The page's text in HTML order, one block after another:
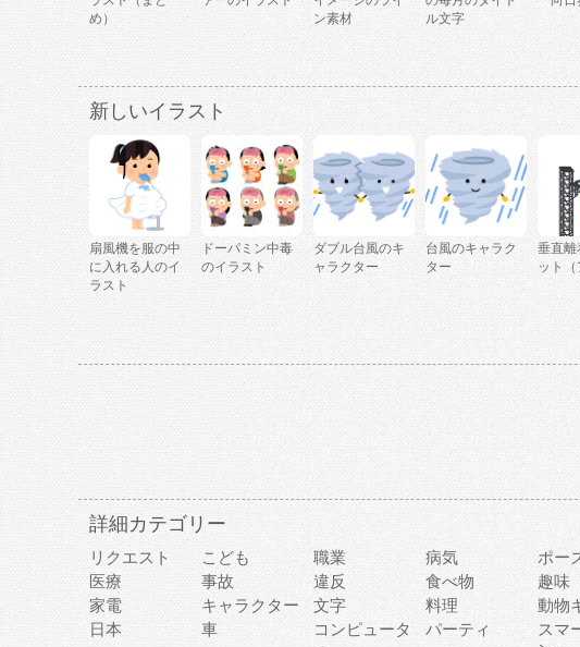
め）
ン素材
ル文字
新しいイラスト
扇風機を服の中
に入れる人のイ
ラスト
ドーパミン中毒
のイラスト
ダブル台風のキ
ャラクター
台風のキャラク
ター
垂直離
ット（
詳細カテゴリー
リクエスト こども 職業 病気 ポー
医療
事故 違反 食べ物 趣味
家電
キャラクター 文字 料理 動物
日本
車
コンピュータ
パーティ
スマ